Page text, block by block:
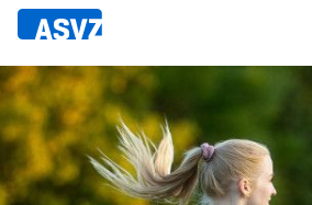
Direkt
zum
Sportfahrplan